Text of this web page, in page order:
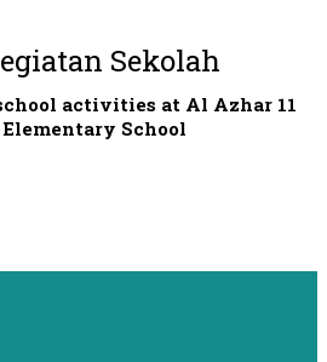
Sekolah
activities at Al Azhar 11
School